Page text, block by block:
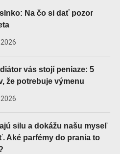
Na čo si dať pozor
vás stojí peniaze: 5
že potrebuje výmenu
silu a dokážu našu myseľ
Aké parfémy do prania to